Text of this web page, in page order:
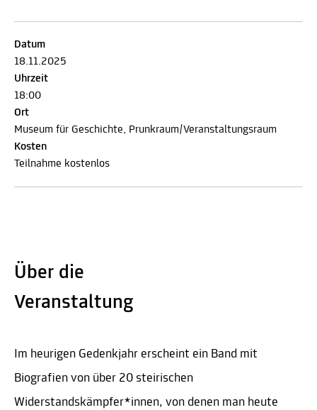
Datum
18.11.2025
Uhrzeit
18:00
Ort
Museum für Geschichte, Prunkraum/Veranstaltungsraum
Kosten
Teilnahme kostenlos
Über die
Veranstaltung
Im heurigen Gedenkjahr erscheint ein Band mit
Biografien von über 20 steirischen
Widerstandskämpfer*innen, von denen man heute